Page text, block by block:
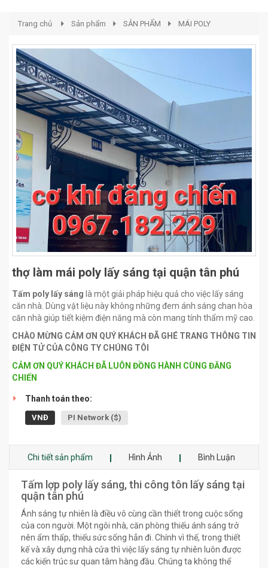
Trang chủ Sản phẩm SẢN PHẨM MÁI POLY
thợ làm mái poly lấy sáng tại quận tân phú
Tấm poly lấy sáng là một giải pháp hiệu quả cho việc lấy sáng
căn nhà. Dùng vật liệu này không những đem ánh sáng chan hòa
căn nhà giúp tiết kiệm điện năng mà còn mang tính thẩm mỹ cao.
CHÀO MỪNG CẢM ƠN QUÝ KHÁCH ĐÃ GHÉ TRANG THÔNG TIN
ĐIỆN TỬ CỦA CÔNG TY CHÚNG TÔI
CẢM ƠN QUÝ KHÁCH ĐÃ LUÔN ĐỒNG HÀNH CÙNG ĐĂNG
CHIẾN
Thanh toán theo:
VNĐ PI Network ($)
Chi tiết sản phẩm Hình Ảnh Bình Luận
Tấm lợp poly lấy sáng, thi công tôn lấy sáng tại
quận tân phú
Ánh sáng tự nhiên là điều vô cùng cần thiết trong cuộc sống
của con người. Một ngôi nhà, căn phòng thiếu ánh sáng trở
nên ẩm thấp, thiếu sức sống hẳn đi. Chính vì thế, trong thiết
kế và xây dựng nhà cửa thì việc lấy sáng tự nhiên luôn được
các kiến trúc sư quan tâm hàng đầu. Chúng ta không thể